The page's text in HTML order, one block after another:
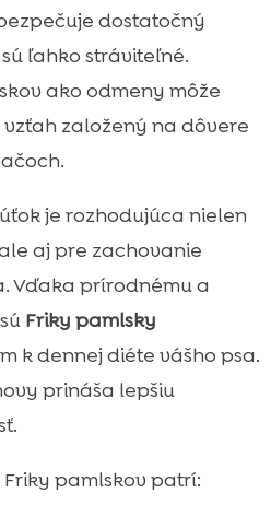
dostatočný
ľahko stráviteľné.
ako odmeny môže
založený na dôvere
je rozhodujúca nielen
aj pre zachovanie
Vďaka prírodnému a
Friky pamlsky
k dennej diéte vášho psa.
prináša lepšiu
pamlskov patrí: